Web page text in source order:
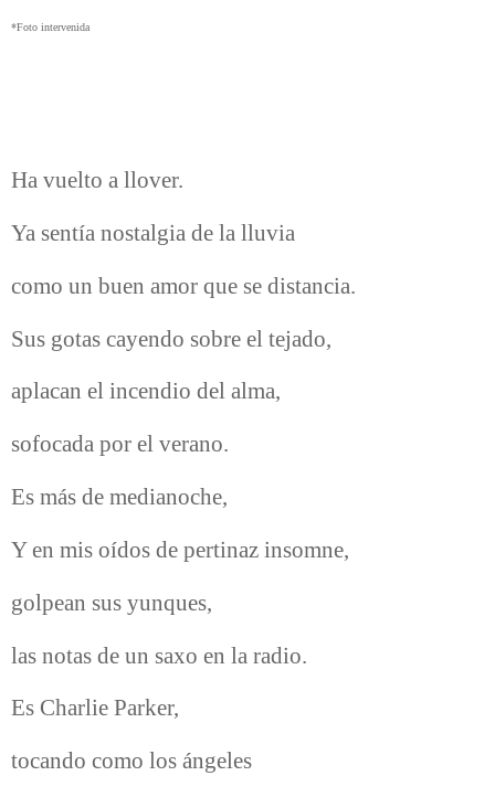
*Foto intervenida
Ha vuelto a llover.
Ya sentía nostalgia de la lluvia
como un buen amor que se distancia.
Sus gotas cayendo sobre el tejado,
aplacan el incendio del alma,
sofocada por el verano.
Es más de medianoche,
Y en mis oídos de pertinaz insomne,
golpean sus yunques,
las notas de un saxo en la radio.
Es Charlie Parker,
tocando como los ángeles